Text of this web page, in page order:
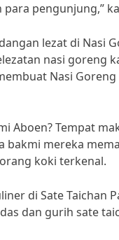
pengunjung,”
lezat di Nasi
nasi goreng
Nasi
Aboen? Tempat
bakmi mereka
koki terkenal.
di Sate Taichan
dan gurih sate